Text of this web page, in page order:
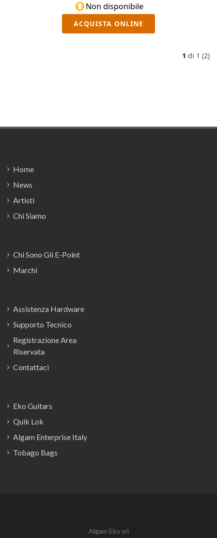
Non disponibile
ACQUISTA ONLINE
1 di 1 (2)
Home
News
Artisti
Chi Siamo
Chi Sono Gli E-Point
Marchi
Assistenza Hardware
Supporto Tecnico
Registrazione Area
Riservata
Contattaci
Eko Guitars
Quik Lok
Algam Enterprise Italy
Tobago Bags
Algam Eko srl